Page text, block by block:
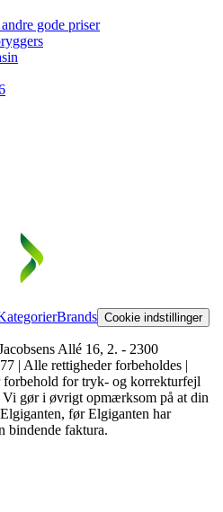
gode priser
Brands Cookie indstillinger
Allé 16, 2. - 2300
| Alle rettigheder forbeholdes |
for tryk- og korrekturfejl
gør i øvrigt opmærksom på at din
før Elgiganten har
bindende faktura.